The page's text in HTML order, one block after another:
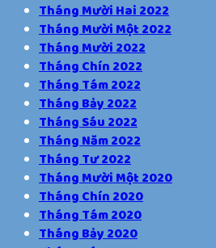
Tháng Mười Hai 2022
Tháng Mười Một 2022
Tháng Mười 2022
Tháng Chín 2022
Tháng Tám 2022
Tháng Bảy 2022
Tháng Sáu 2022
Tháng Năm 2022
Tháng Tư 2022
Tháng Mười Một 2020
Tháng Chín 2020
Tháng Tám 2020
Tháng Bảy 2020